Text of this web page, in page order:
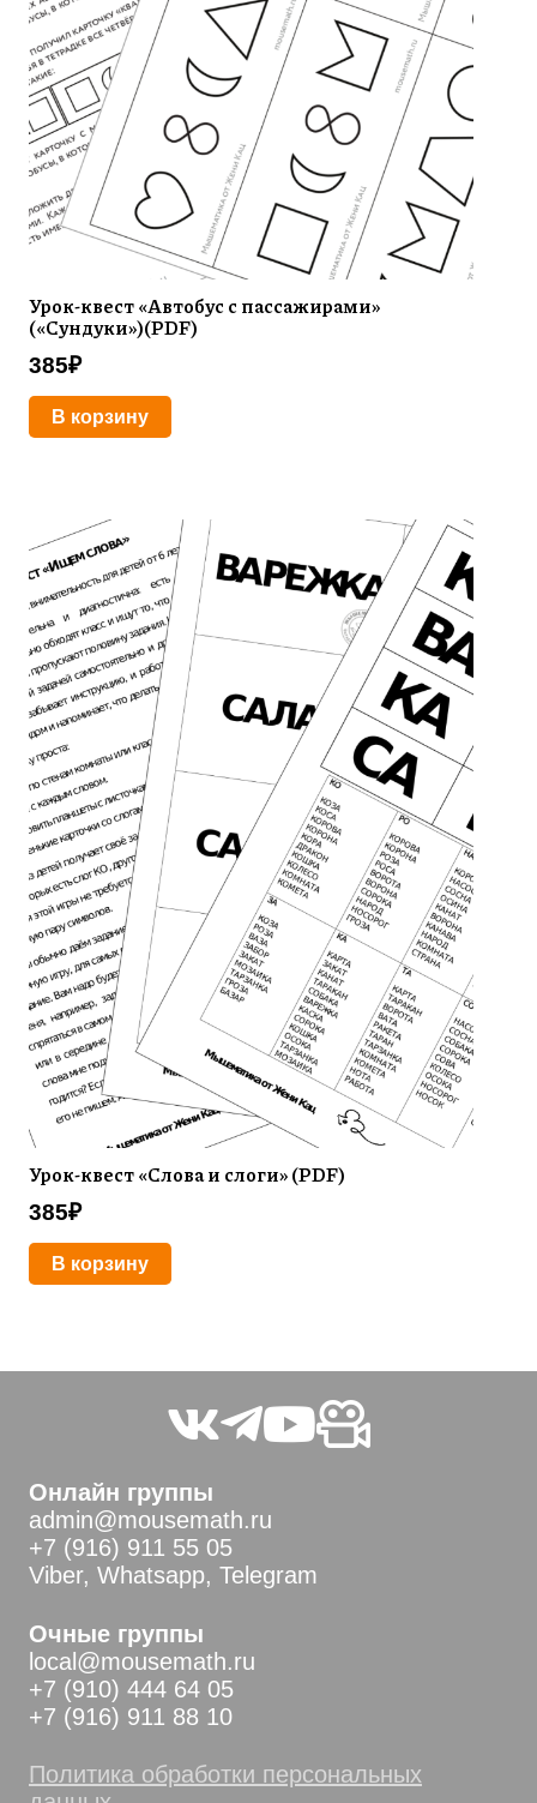
Урок-квест «Автобус с пассажирами»
(«Сундуки»)(PDF)
385₽
В корзину
Урок-квест «Слова и слоги» (PDF)
385₽
В корзину
Онлайн группы
admin@mousemath.ru
+7 (916) 911 55 05
Viber, Whatsapp, Telegram
Очные группы
local@mousemath.ru
+7 (910) 444 64 05
+7 (916) 911 88 10
Политика обработки персональных